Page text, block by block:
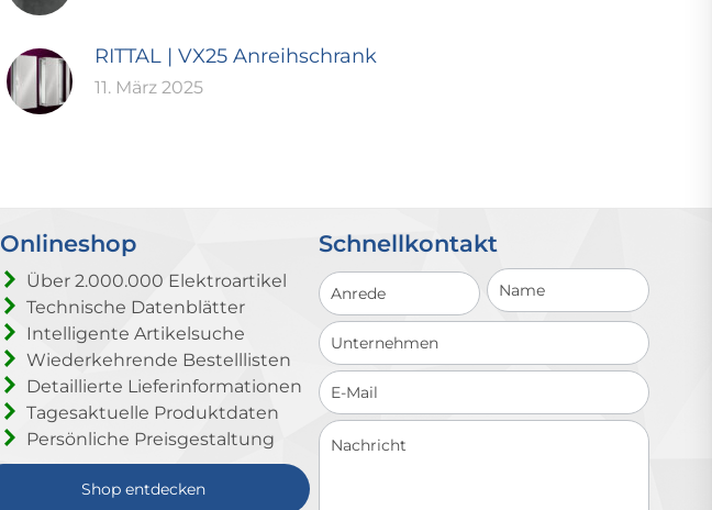
RITTAL | VX25 Anreihschrank
11. März 2025
Onlineshop
Über 2.000.000 Elektroartikel
Technische Datenblätter
Intelligente Artikelsuche
Wiederkehrende Bestelllisten
Detaillierte Lieferinformationen
Tagesaktuelle Produktdaten
Persönliche Preisgestaltung
Shop entdecken
Schnellkontakt
Schnellkontakt